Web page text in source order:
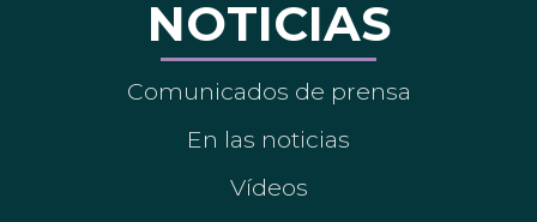
NOTICIAS
Comunicados de prensa
En las noticias
Vídeos